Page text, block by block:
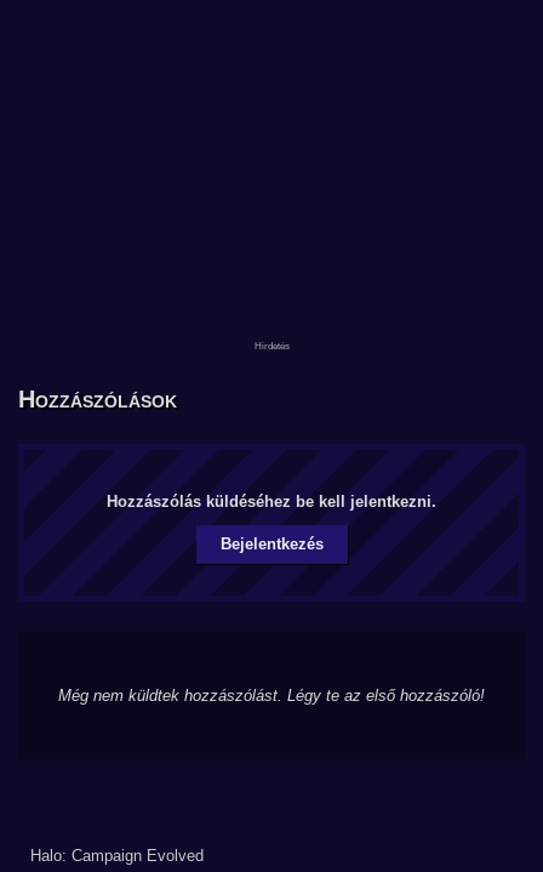
Hozzászólások
Hozzászólás küldéséhez be kell jelentkezni.
Bejelentkezés
Még nem küldtek hozzászólást. Légy te az első hozzászóló!
Halo: Campaign Evolved